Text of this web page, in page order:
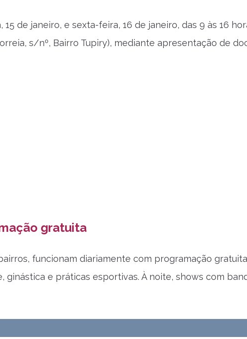
de janeiro, e sexta-feira, 16 de janeiro, das 9 às 16
s/nº, Bairro Tupiry), mediante apresentação de
gratuita
funcionam diariamente com programação
e práticas esportivas. À noite, shows com